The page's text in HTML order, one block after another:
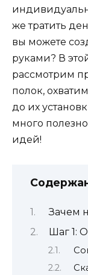
же тратить
вы можете
руками? В
рассмотрим
полок,
до их
много
идей!
Зачем
Шаг 1: